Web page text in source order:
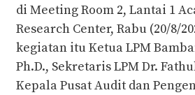
di Meeting Room 2, Lantai 1
Research Center, Rabu (20/8/
kegiatan itu Ketua LPM
Ph.D., Sekretaris LPM Dr.
Kepala Pusat Audit dan